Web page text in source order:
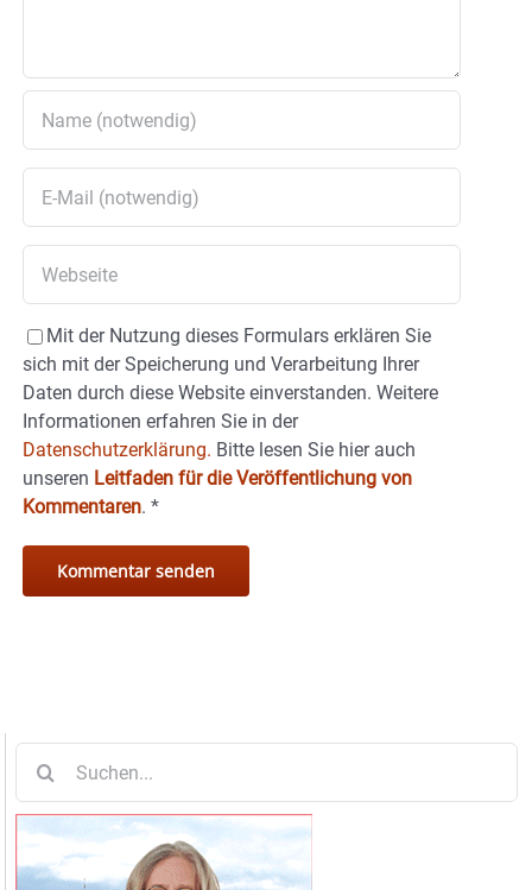
Mit der Nutzung dieses Formulars erklären Sie
sich mit der Speicherung und Verarbeitung Ihrer
Daten durch diese Website einverstanden. Weitere
Informationen erfahren Sie in der
Datenschutzerklärung. Bitte lesen Sie hier auch
unseren Leitfaden für die Veröffentlichung von
Kommentaren. *
nach: